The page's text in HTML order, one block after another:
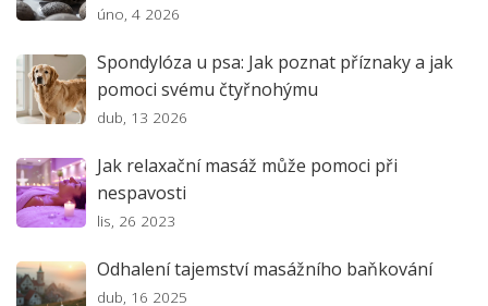
úno, 4 2026
Spondylóza u psa: Jak poznat příznaky a jak
pomoci svému čtyřnohýmu
dub, 13 2026
Jak relaxační masáž může pomoci při
nespavosti
lis, 26 2023
Odhalení tajemství masážního baňkování
dub, 16 2025